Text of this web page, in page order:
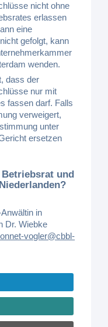
nicht ohne
erlassen
eine
gefolgt, kann
wenden.
dass der
nur mit
fassen darf. Falls
verweigert,
unter
ersetzen
und
in
Dr. Wiebke
vogler@cbbl-